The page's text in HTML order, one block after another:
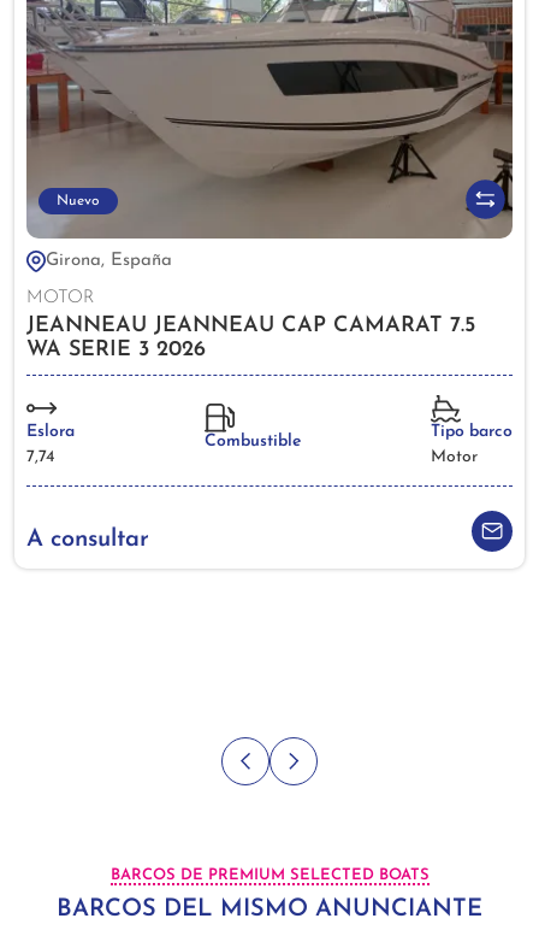
Nuevo
Girona, España
MOTOR
JEANNEAU JEANNEAU CAP CAMARAT 7.5
WA SERIE 3 2026
Eslora
7,74
Combustible
Tipo barco
Motor
A consultar
BARCOS DE PREMIUM SELECTED BOATS
BARCOS DEL MISMO ANUNCIANTE